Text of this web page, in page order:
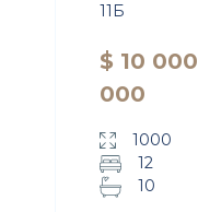
11Б
$ 10 000
000
1000
12
10